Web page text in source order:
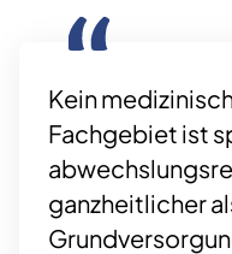
Kein
Fachgebiet ist
ganzheitlicher